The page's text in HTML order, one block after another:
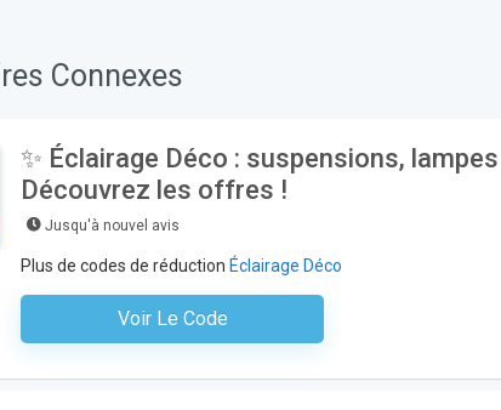
Connexes
✨ Éclairage Déco : suspensions,
Découvrez les offres !
Jusqu'à nouvel avis
Plus de codes de réduction Éclairage Déco
Voir Le Code
Aucun Code N'est Nécessaire